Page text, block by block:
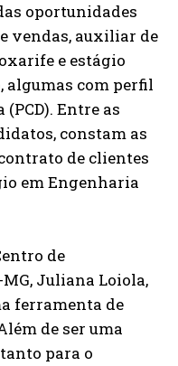
oportunidades
vendas, auxiliar de
e estágio
algumas com perfil
Entre as
constam as
de clientes
em Engenharia
de
Juliana Loiola,
ferramenta de
de ser uma
para o